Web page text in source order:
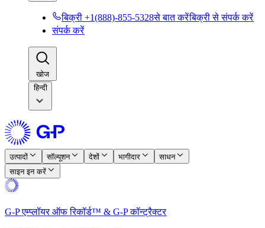
बिक्री +1(888)-855-5328से बात करें​​बिक्री से संपर्क करें​​
संपर्क करें​​
खोज​​
हिन्दी
उत्पादों​​ सॉल्यूशन​​ देशों​​ भागीदार​​
साधन​​
साइन इन करें​​
G-P एम्प्लॉयर ऑफ रिकॉर्ड™ & G-P कॉन्ट्रैक्टर​​